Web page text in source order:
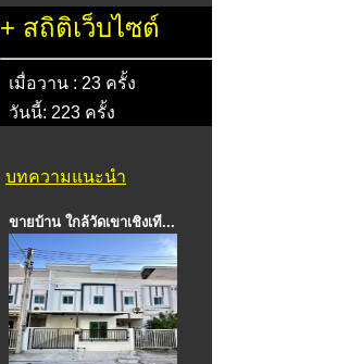
+ สถิติเว็บไซต์
เมื่อวาน : 23 ครั้ง
วันนี้: 223 ครั้ง
บทความแนะนำ
ขายบ้าน ใกล้วัดเขาเชิงเที...